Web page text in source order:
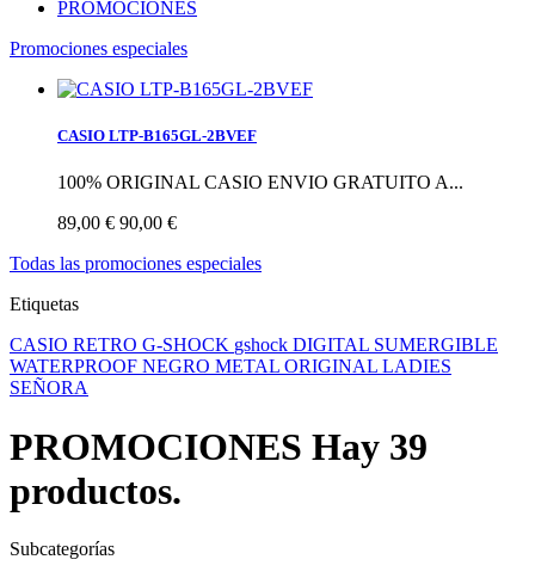
PROMOCIONES
Promociones especiales
CASIO LTP-B165GL-2BVEF
100% ORIGINAL CASIO ENVIO GRATUITO A...
89,00 € 90,00 €
Todas las promociones especiales
Etiquetas
CASIO RETRO G-SHOCK gshock DIGITAL SUMERGIBLE
WATERPROOF NEGRO METAL ORIGINAL LADIES
SEÑORA
PROMOCIONES Hay 39
productos.
Subcategorías